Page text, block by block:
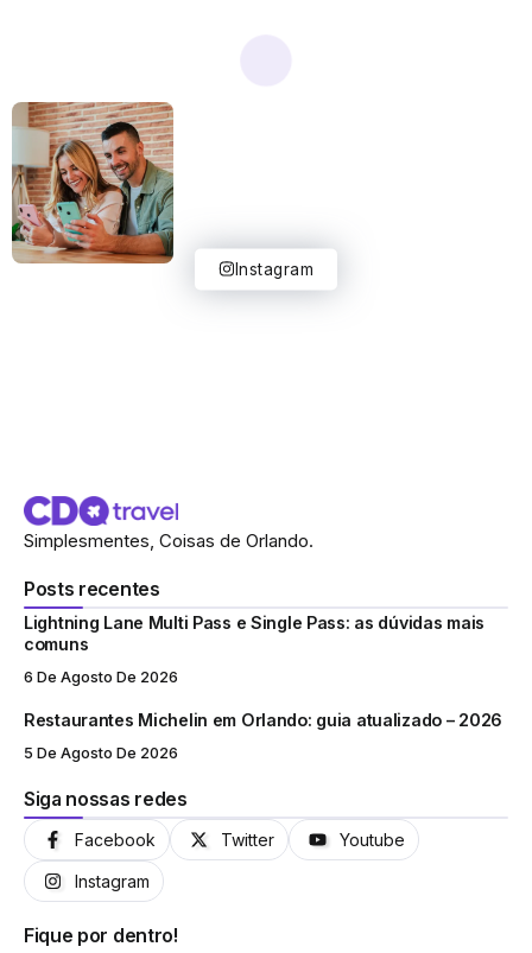
Instagram
Simplesmentes, Coisas de Orlando.
Posts recentes
Lightning Lane Multi Pass e Single Pass: as dúvidas mais
comuns
6 De Agosto De 2026
Restaurantes Michelin em Orlando: guia atualizado – 2026
5 De Agosto De 2026
Siga nossas redes
Facebook Twitter Youtube
Instagram
Fique por dentro!